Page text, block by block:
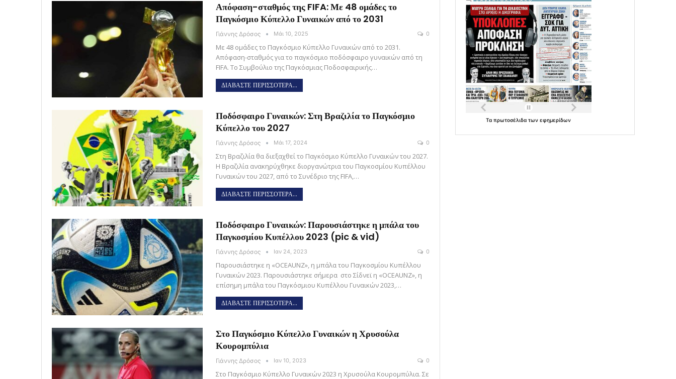
Απόφαση-σταθμός της FIFA: Με 48 ομάδες το
Παγκόσμιο Κύπελλο Γυναικών από το 2031
Γιάννης Δρόσος Μάι 10, 2025 0
Με 48 ομάδες το Παγκόσμιο Κύπελλο Γυναικών από το 2031.
Απόφαση-σταθμός για το παγκόσμιο ποδόσφαιρο γυναικών από τη
FIFA. Το Συμβούλιο της Παγκόσμιας Ποδοσφαιρικής…
ΔΙΑΒΑΣΤΕ ΠΕΡΙΣΣΟΤΕΡΑ...
Ποδόσφαιρο Γυναικών: Στη Βραζιλία το Παγκόσμιο
Κύπελλο του 2027
Γιάννης Δρόσος Μάι 17, 2024 0
Στη Βραζιλία θα διεξαχθεί το Παγκόσμιο Κύπελλο Γυναικών του 2027.
Η Βραζιλία ανακηρύχθηκε διοργανώτρια του Παγκοσμίου Κυπέλλου
Γυναικών του 2027, από το Συνέδριο της FIFA,…
ΔΙΑΒΑΣΤΕ ΠΕΡΙΣΣΟΤΕΡΑ...
Ποδόσφαιρο Γυναικών: Παρουσιάστηκε η μπάλα του
Παγκοσμίου Κυπέλλου 2023 (pic & vid)
Γιάννης Δρόσος Ιαν 24, 2023 0
Παρουσιάστηκε η «OCEAUNZ», η μπάλα του Παγκοσμίου Κυπέλλου
Γυναικών 2023. Παρουσιάστηκε σήμερα στο Σίδνεϊ η «OCEAUNZ», η
επίσημη μπάλα του Παγκόσμιου Κυπέλλου Γυναικών 2023,…
ΔΙΑΒΑΣΤΕ ΠΕΡΙΣΣΟΤΕΡΑ...
Στο Παγκόσμιο Κύπελλο Γυναικών η Χρυσούλα
Κουρομπύλια
Γιάννης Δρόσος Ιαν 10, 2023 0
Στο Παγκόσμιο Κύπελλο Γυναικών 2023 η Χρυσούλα Κουρομπύλια. Σε
Ταπρωτοσέλιδατωνεφημερίδων